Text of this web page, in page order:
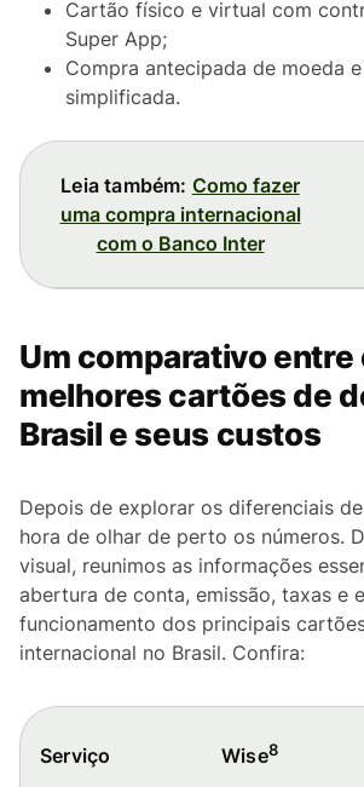
Cartão físico e virtual com
Super App;
Compra antecipada de moeda
simplificada.
Leia também: Como fazer
uma compra internacional
com o Banco Inter
Um comparativo entre
melhores cartões de
Brasil e seus custos
Depois de explorar os diferenciais
hora de olhar de perto os números.
visual, reunimos as informações
abertura de conta, emissão, taxas e
funcionamento dos principais
internacional no Brasil. Confira:
Serviço Wise8